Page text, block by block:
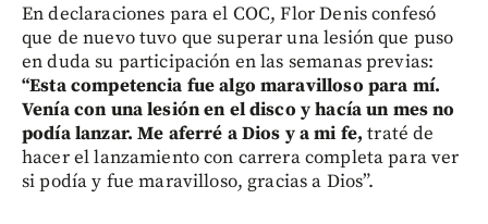
En declaraciones para el COC, Flor Denis confesó
que de nuevo tuvo que superar una lesión que puso
en duda su participación en las semanas previas:
“Esta competencia fue algo maravilloso para mí.
Venía con una lesión en el disco y hacía un mes no
podía lanzar. Me aferré a Dios y a mi fe, traté de
hacer el lanzamiento con carrera completa para ver
si podía y fue maravilloso, gracias a Dios”.